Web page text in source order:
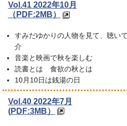
Vol.41 2022年10月
（PDF:2MB）
すみだゆかりの人物を見て、聴い
介
音楽と映画で秋を楽しむ
読書とは 食欲の秋とは
10月10日は銭湯の日
Vol.40 2022年7月
(PDF:3MB）